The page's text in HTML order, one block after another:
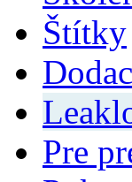
Štítky
Pre